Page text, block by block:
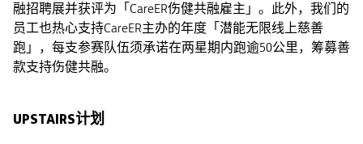
融招聘展并获评为「CareER伤健共融雇主」。此外，我们的
员工也热心支持CareER主办的年度「潜能无限线上慈善
跑」，每支参赛队伍须承诺在两星期内跑逾50公里，筹募善
款支持伤健共融。
UPSTAIRS计划